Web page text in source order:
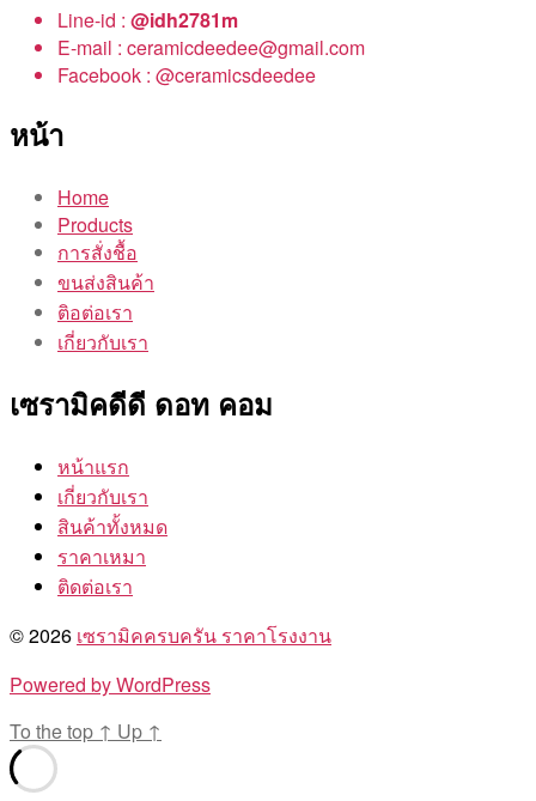
Line-id : @idh2781m
E-mail : ceramicdeedee@gmail.com
Facebook : @ceramicsdeedee
หน้า
Home
Products
การสั่งชื้อ
ขนส่งสินค้า
ติอต่อเรา
เกี่ยวกับเรา
เซรามิคดีดี ดอท คอม
หน้าแรก
เกี่ยวกับเรา
สินค้าทั้งหมด
ราคาเหมา
ติดต่อเรา
© 2026 เซรามิคครบครัน ราคาโรงงาน
Powered by WordPress
To the top ↑ Up ↑